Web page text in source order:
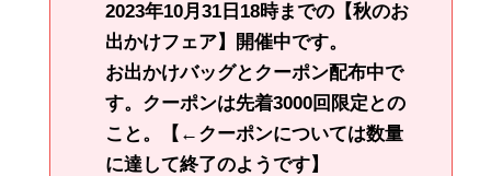
2023年10月31日18時までの【秋のお
出かけフェア】開催中です。
お出かけバッグとクーポン配布中で
す。クーポンは先着3000回限定との
こと。【←クーポンについては数量
に達して終了のようです】